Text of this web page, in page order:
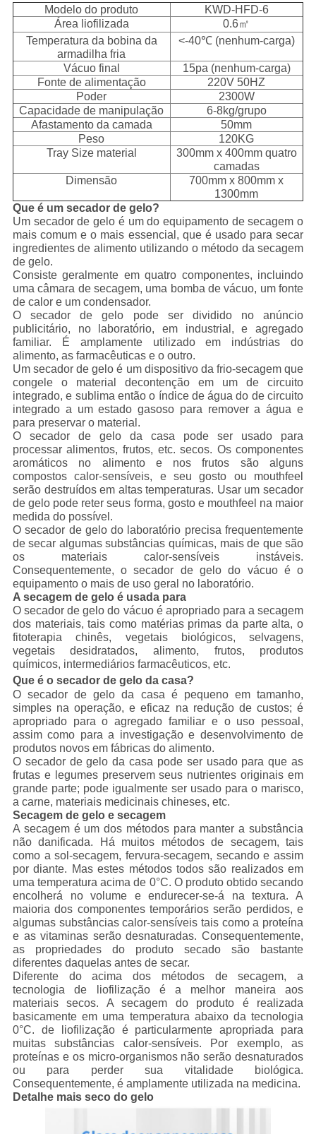
Modelo do produto
KWD-HFD-6
Área liofilizada
0.6㎡
Temperatura da bobina da
armadilha fria
<-40℃ (nenhum-carga)
Vácuo final
15pa (nenhum-carga)
Fonte de alimentação
220V 50HZ
Poder
2300W
Capacidade de manipulação
6-8kg/grupo
Afastamento da camada
50mm
Peso
120KG
Tray Size material
300mm x 400mm quatro
camadas
Dimensão
700mm x 800mm x
1300mm
Que é um secador de gelo?
Um secador de gelo é um do equipamento de secagem o
mais comum e o mais essencial, que é usado para secar
ingredientes de alimento utilizando o método da secagem
de gelo.
Consiste geralmente em quatro componentes, incluindo
uma câmara de secagem, uma bomba de vácuo, um fonte
de calor e um condensador.
O secador de gelo pode ser dividido no anúncio
publicitário, no laboratório, em industrial, e agregado
familiar. É amplamente utilizado em indústrias do
alimento, as farmacêuticas e o outro.
Um secador de gelo é um dispositivo da frio-secagem que
congele o material decontenção em um de circuito
integrado, e sublima então o índice de água do de circuito
integrado a um estado gasoso para remover a água e
para preservar o material.
O secador de gelo da casa pode ser usado para
processar alimentos, frutos, etc. secos. Os componentes
aromáticos no alimento e nos frutos são alguns
compostos calor-sensíveis, e seu gosto ou mouthfeel
serão destruídos em altas temperaturas. Usar um secador
de gelo pode reter seus forma, gosto e mouthfeel na maior
medida do possível.
O secador de gelo do laboratório precisa frequentemente
de secar algumas substâncias químicas, mais de que são
os materiais calor-sensíveis instáveis.
Consequentemente, o secador de gelo do vácuo é o
equipamento o mais de uso geral no laboratório.
A secagem de gelo é usada para
O secador de gelo do vácuo é apropriado para a secagem
dos materiais, tais como matérias primas da parte alta, o
fitoterapia chinês, vegetais biológicos, selvagens,
vegetais desidratados, alimento, frutos, produtos
químicos, intermediários farmacêuticos, etc.
Que é o secador de gelo da casa?
O secador de gelo da casa é pequeno em tamanho,
simples na operação, e eficaz na redução de custos; é
apropriado para o agregado familiar e o uso pessoal,
assim como para a investigação e desenvolvimento de
produtos novos em fábricas do alimento.
O secador de gelo da casa pode ser usado para que as
frutas e legumes preservem seus nutrientes originais em
grande parte; pode igualmente ser usado para o marisco,
a carne, materiais medicinais chineses, etc.
Secagem de gelo e secagem
A secagem é um dos métodos para manter a substância
não danificada. Há muitos métodos de secagem, tais
como a sol-secagem, fervura-secagem, secando e assim
por diante. Mas estes métodos todos são realizados em
uma temperatura acima de 0°C. O produto obtido secando
encolherá no volume e endurecer-se-á na textura. A
maioria dos componentes temporários serão perdidos, e
algumas substâncias calor-sensíveis tais como a proteína
e as vitaminas serão desnaturadas. Consequentemente,
as propriedades do produto secado são bastante
diferentes daquelas antes de secar.
Diferente do acima dos métodos de secagem, a
tecnologia de liofilização é a melhor maneira aos
materiais secos. A secagem do produto é realizada
basicamente em uma temperatura abaixo da tecnologia
0°C. de liofilização é particularmente apropriada para
muitas substâncias calor-sensíveis. Por exemplo, as
proteínas e os micro-organismos não serão desnaturados
ou para perder sua vitalidade biológica.
Consequentemente, é amplamente utilizada na medicina.
Detalhe mais seco do gelo